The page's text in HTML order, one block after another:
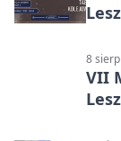
8
VII